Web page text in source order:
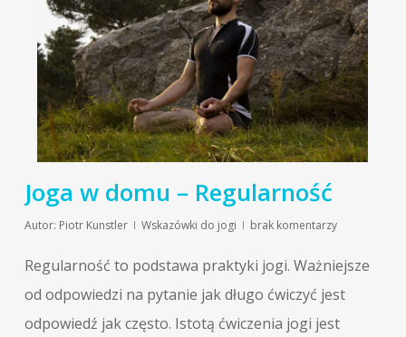
Joga w domu – Regularność
Autor: Piotr Kunstler Wskazówki do jogi brak komentarzy
Regularność to podstawa praktyki jogi. Ważniejsze
od odpowiedzi na pytanie jak długo ćwiczyć jest
odpowiedź jak często. Istotą ćwiczenia jogi jest